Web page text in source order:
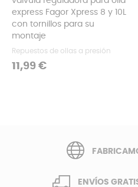
express Fagor Xpress 8 y 10L
con tornillos para su
montaje
Repuestos de ollas a presión
Precio
11,99 €
‹
ENVÍOS